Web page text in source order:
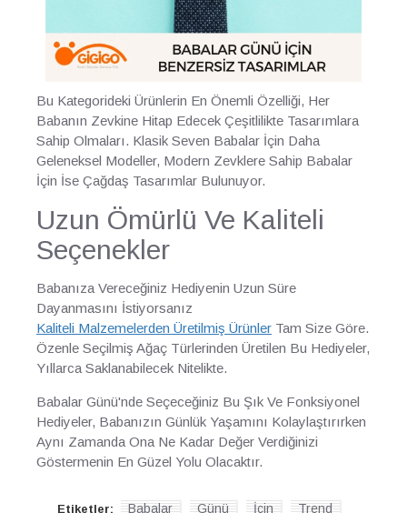
Bu Kategorideki Ürünlerin En Önemli Özelliği, Her
Babanın Zevkine Hitap Edecek Çeşitlilikte Tasarımlara
Sahip Olmaları. Klasik Seven Babalar İçin Daha
Geleneksel Modeller, Modern Zevklere Sahip Babalar
İçin İse Çağdaş Tasarımlar Bulunuyor.
Uzun Ömürlü Ve Kaliteli
Seçenekler
Babanıza Vereceğiniz Hediyenin Uzun Süre
Dayanmasını İstiyorsanız
Kaliteli Malzemelerden Üretilmiş Ürünler Tam Size Göre.
Özenle Seçilmiş Ağaç Türlerinden Üretilen Bu Hediyeler,
Yıllarca Saklanabilecek Nitelikte.
Babalar Günü'nde Seçeceğiniz Bu Şık Ve Fonksiyonel
Hediyeler, Babanızın Günlük Yaşamını Kolaylaştırırken
Aynı Zamanda Ona Ne Kadar Değer Verdiğinizi
Göstermenin En Güzel Yolu Olacaktır.
Etiketler: Babalar Günü İçin Trend